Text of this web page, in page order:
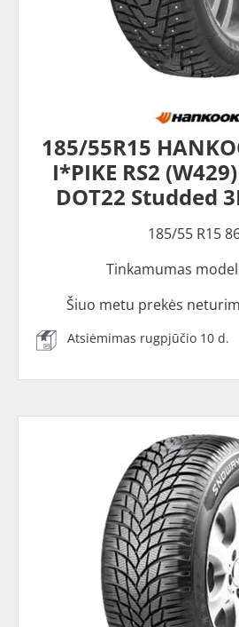
185/55R15
I*PIKE RS2
DOT22 Studded
185/55 R15
Tinkamumas
Šiuo metu prekės
Atsiėmimas rugpjūčio 10 d.